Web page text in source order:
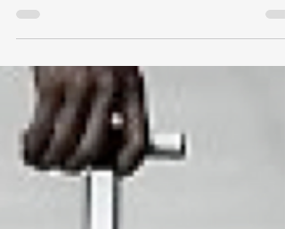
hissettirmeyen arkadaşlık” olarak
nitelendiriyor. Bu doğru. Özünde keyif veren